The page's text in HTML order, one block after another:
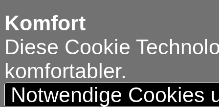
Komfort
Diese Cookie
komfortabler.
Notwendige Cookies